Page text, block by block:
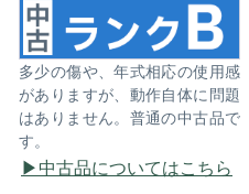
多少の傷や、年式相応の使用感
がありますが、動作自体に問題
はありません。普通の中古品で
す。
中古品についてはこちら